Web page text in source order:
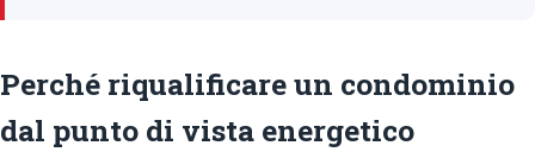
Perché riqualificare un condominio
dal punto di vista energetico